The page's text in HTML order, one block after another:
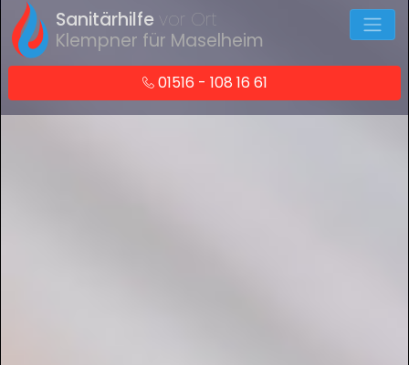
Sanitärhilfe vor Ort
Klempner für Maselheim
01516 - 108 16 61